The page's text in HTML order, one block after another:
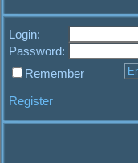
Login:
Password:
Remember
Register